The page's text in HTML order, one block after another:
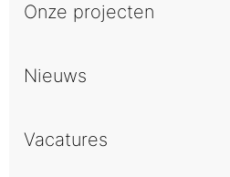
Onze projecten
Nieuws
Vacatures